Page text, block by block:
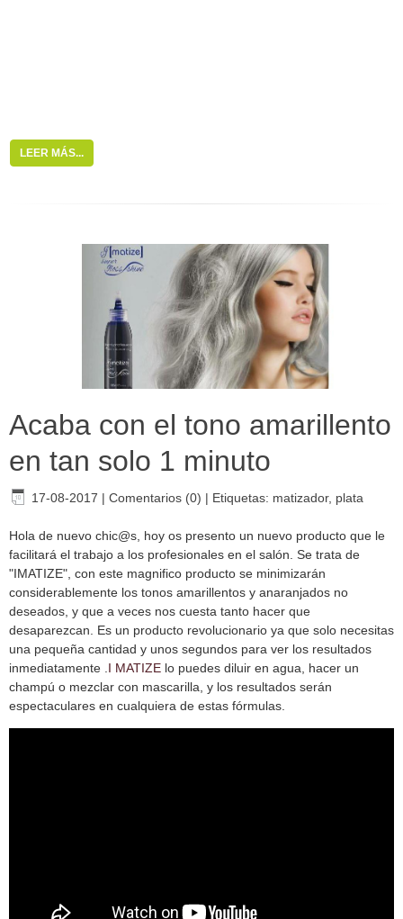
LEER MÁS...
Acaba con el tono amarillento
en tan solo 1 minuto
17-08-2017 | Comentarios (0) | Etiquetas: matizador, plata
Hola de nuevo chic@s, hoy os presento un nuevo producto que le
facilitará el trabajo a los profesionales en el salón. Se trata de
"IMATIZE", con este magnifico producto se minimizarán
considerablemente los tonos amarillentos y anaranjados no
deseados, y que a veces nos cuesta tanto hacer que
desaparezcan. Es un producto revolucionario ya que solo necesitas
una pequeña cantidad y unos segundos para ver los resultados
inmediatamente . I MATIZE lo puedes diluir en agua, hacer un
champú o mezclar con mascarilla, y los resultados serán
espectaculares en cualquiera de estas fórmulas.